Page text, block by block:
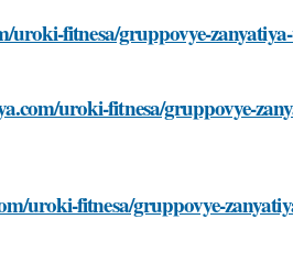
fitnesa/gruppovye-
uroki-fitnesa/gruppovye-
uroki-fitnesa/gruppovye-